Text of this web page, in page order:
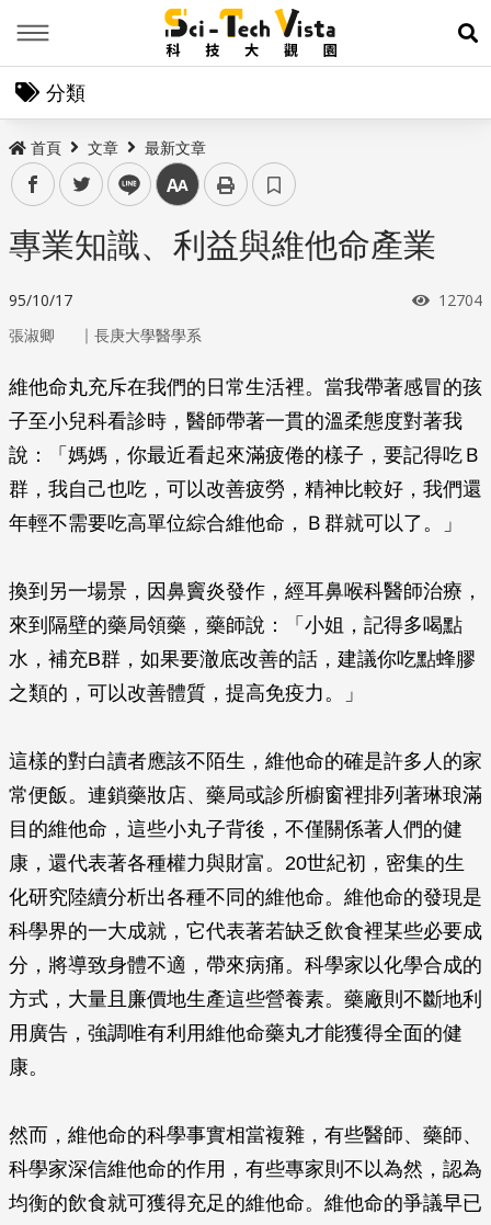
展
分類
首頁 文章 最新文章
facebooktwitter line 中
專業知識、利益與維他命產業
95/10/17 瀏覽次
12704
張淑卿 ｜ 長庚大學醫學系
維他命丸充斥在我們的日常生活裡。當我帶著感冒的孩
子至小兒科看診時，醫師帶著一貫的溫柔態度對著我
說：「媽媽，你最近看起來滿疲倦的樣子，要記得吃Ｂ
群，我自己也吃，可以改善疲勞，精神比較好，我們還
年輕不需要吃高單位綜合維他命，Ｂ群就可以了。」
換到另一場景，因鼻竇炎發作，經耳鼻喉科醫師治療，
來到隔壁的藥局領藥，藥師說：「小姐，記得多喝點
水，補充B群，如果要澈底改善的話，建議你吃點蜂膠
之類的，可以改善體質，提高免疫力。」
這樣的對白讀者應該不陌生，維他命的確是許多人的家
常便飯。連鎖藥妝店、藥局或診所櫥窗裡排列著琳琅滿
目的維他命，這些小丸子背後，不僅關係著人們的健
康，還代表著各種權力與財富。20世紀初，密集的生
化研究陸續分析出各種不同的維他命。維他命的發現是
科學界的一大成就，它代表著若缺乏飲食裡某些必要成
分，將導致身體不適，帶來病痛。科學家以化學合成的
方式，大量且廉價地生產這些營養素。藥廠則不斷地利
用廣告，強調唯有利用維他命藥丸才能獲得全面的健
康。
然而，維他命的科學事實相當複雜，有些醫師、藥師、
科學家深信維他命的作用，有些專家則不以為然，認為
均衡的飲食就可獲得充足的維他命。維他命的爭議早已